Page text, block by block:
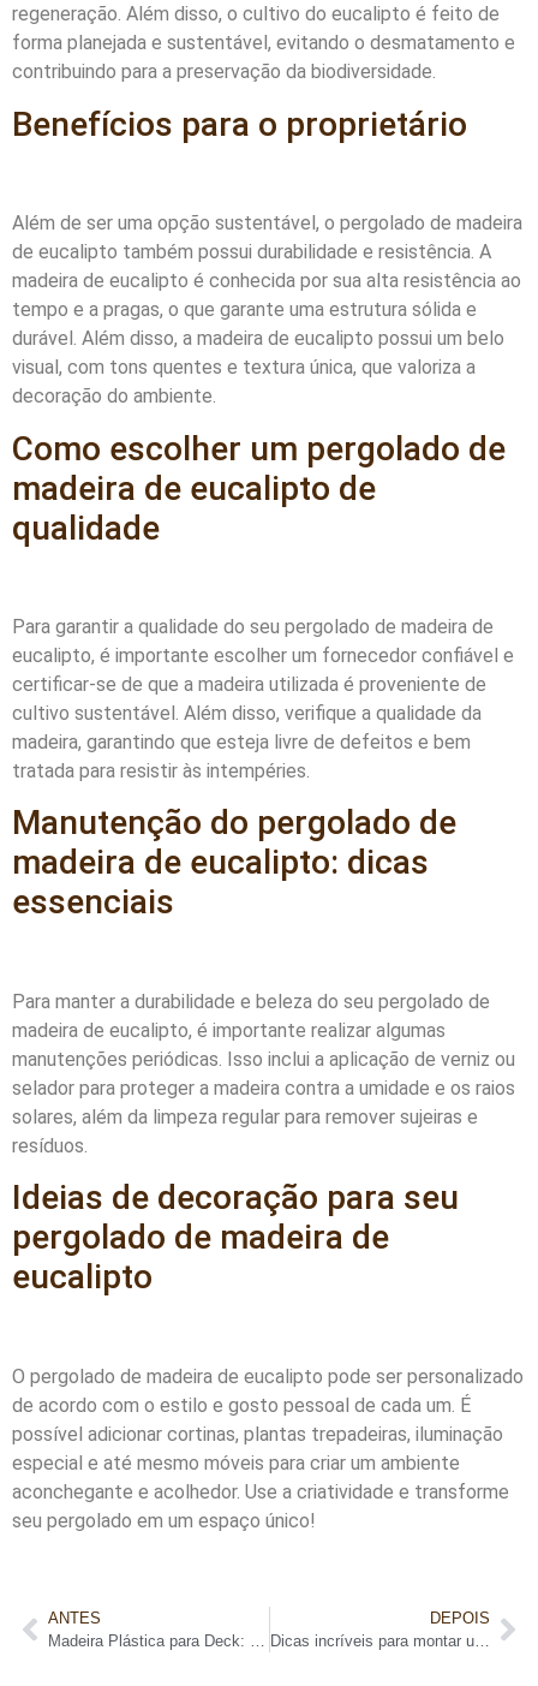
regeneração. Além disso, o cultivo do eucalipto é feito de
forma planejada e sustentável, evitando o desmatamento e
contribuindo para a preservação da biodiversidade.
Benefícios para o proprietário
Além de ser uma opção sustentável, o pergolado de madeira
de eucalipto também possui durabilidade e resistência. A
madeira de eucalipto é conhecida por sua alta resistência ao
tempo e a pragas, o que garante uma estrutura sólida e
durável. Além disso, a madeira de eucalipto possui um belo
visual, com tons quentes e textura única, que valoriza a
decoração do ambiente.
Como escolher um pergolado de
madeira de eucalipto de
qualidade
Para garantir a qualidade do seu pergolado de madeira de
eucalipto, é importante escolher um fornecedor confiável e
certificar-se de que a madeira utilizada é proveniente de
cultivo sustentável. Além disso, verifique a qualidade da
madeira, garantindo que esteja livre de defeitos e bem
tratada para resistir às intempéries.
Manutenção do pergolado de
madeira de eucalipto: dicas
essenciais
Para manter a durabilidade e beleza do seu pergolado de
madeira de eucalipto, é importante realizar algumas
manutenções periódicas. Isso inclui a aplicação de verniz ou
selador para proteger a madeira contra a umidade e os raios
solares, além da limpeza regular para remover sujeiras e
resíduos.
Ideias de decoração para seu
pergolado de madeira de
eucalipto
O pergolado de madeira de eucalipto pode ser personalizado
de acordo com o estilo e gosto pessoal de cada um. É
possível adicionar cortinas, plantas trepadeiras, iluminação
especial e até mesmo móveis para criar um ambiente
aconchegante e acolhedor. Use a criatividade e transforme
seu pergolado em um espaço único!
ANTES
DEPOIS
Dicas incríveis para montar um pergolado de bambu